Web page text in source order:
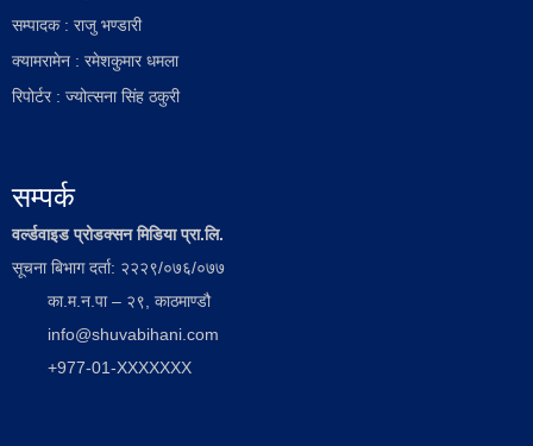
सम्पादक : राजु भण्डारी
क्यामरामेन : रमेशकुमार धमला
रिपोर्टर : ज्योत्सना सिंह ठकुरी
सम्पर्क
वर्ल्डवाइड प्रोडक्सन मिडिया प्रा.लि.
सूचना बिभाग दर्ता: २२२९/०७६/०७७
का.म.न.पा – २९, काठमाण्डौ
info@shuvabihani.com
+977-01-XXXXXXX